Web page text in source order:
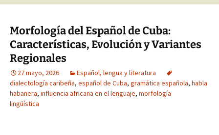
Morfología del Español de Cuba:
Características, Evolución y Variantes
Regionales
27 mayo, 2026
Español, lengua y literatura
dialectología caribeña, español de Cuba, gramática española, habla
habanera, influencia africana en el lenguaje, morfología
lingüística